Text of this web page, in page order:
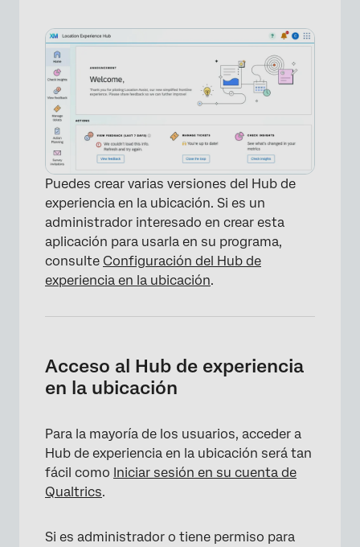
Puedes crear varias versiones del Hub de
experiencia en la ubicación. Si es un
administrador interesado en crear esta
aplicación para usarla en su programa,
consulte Configuración del Hub de
experiencia en la ubicación.
Acceso al Hub de experiencia
en la ubicación
Para la mayoría de los usuarios, acceder a
Hub de experiencia en la ubicación será tan
fácil como Iniciar sesión en su cuenta de
Qualtrics.
Si es administrador o tiene permiso para